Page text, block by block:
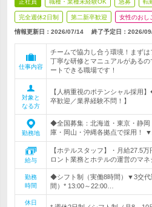
正社員 職種・業種未経験OK 急募 転
完全週休2日制 第二新卒歓迎 女性のおし
情報更新日：2026/07/14 終了予定日： 2026/
仕事内容
チームで協力し合う環境！まずは
丁寧な研修とマニュアルがある
ートできる職場です！
対象と
なる方
【人柄重視のポテンシャル採用
卒歓迎／業界経験不問！】
勤務地
◆全国募集：北海道・東京・静岡
庫・岡山・沖縄各拠点で採用！
給与
【ホテルスタッフ】・月給27.5
ロント業務とホテルの運営のマ
勤務
時間
◆シフト制（実働8時間）▼3交代
間）* 13:00～22:00…
休日